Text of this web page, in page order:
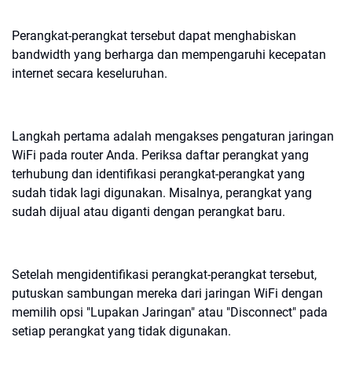
Perangkat-perangkat tersebut dapat menghabiskan
bandwidth yang berharga dan mempengaruhi kecepatan
internet secara keseluruhan.
Langkah pertama adalah mengakses pengaturan jaringan
WiFi pada router Anda. Periksa daftar perangkat yang
terhubung dan identifikasi perangkat-perangkat yang
sudah tidak lagi digunakan. Misalnya, perangkat yang
sudah dijual atau diganti dengan perangkat baru.
Setelah mengidentifikasi perangkat-perangkat tersebut,
putuskan sambungan mereka dari jaringan WiFi dengan
memilih opsi "Lupakan Jaringan" atau "Disconnect" pada
setiap perangkat yang tidak digunakan.